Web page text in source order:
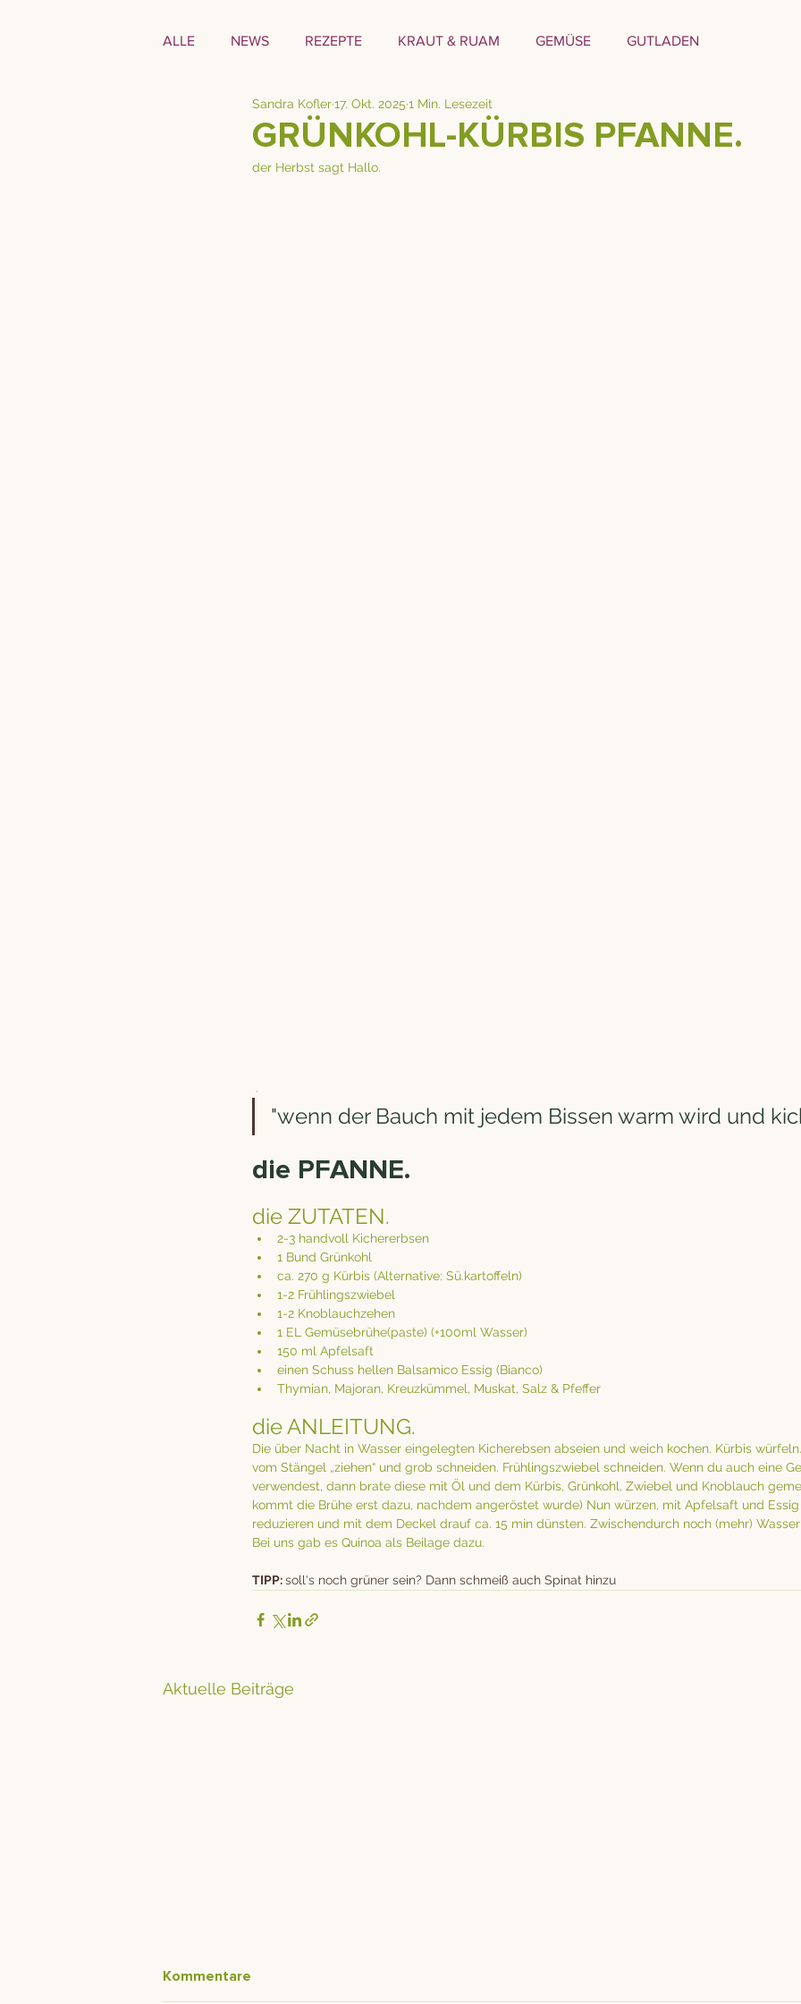
ALLE NEWS REZEPTE KRAUT & RUAM GEMÜSE GUTLADEN
GRÜNKOHL-KÜRBIS PFANNE.
Sandra Kofler17. Okt. 2025 1 Min. Lesezeit
der Herbst sagt Hallo.
.
"wenn der Bauch mit jedem Bissen warm wird und
die PFANNE.
die ZUTATEN.
2-3 handvoll Kichererbsen
1 Bund Grünkohl
ca. 270 g Kürbis (Alternative: Sü.kartoffeln)
1-2 Frühlingszwiebel
1-2 Knoblauchzehen
1 EL Gemüsebrühe(paste) (+100ml Wasser)
150 ml Apfelsaft
einen Schuss hellen Balsamico Essig (Bianco)
Thymian, Majoran, Kreuzkümmel, Muskat, Salz & Pfeffer
die ANLEITUNG.
Die über Nacht in Wasser eingelegten Kicherebsen abseien und weich kochen. Kürbis
vom Stängel „ziehen“ und grob schneiden. Frühlingszwiebel schneiden. Wenn du auch eine
verwendest, dann brate diese mit Öl und dem Kürbis, Grünkohl, Zwiebel und Knoblauch
kommt die Brühe erst dazu, nachdem angeröstet wurde) Nun würzen, mit Apfelsaft und
reduzieren und mit dem Deckel drauf ca. 15 min dünsten. Zwischendurch noch (mehr)
Bei uns gab es Quinoa als Beilage dazu.
TIPP: soll‘s noch grüner sein? Dann schmeiß auch Spinat hinzu
Aktuelle Beiträge
Kommentare